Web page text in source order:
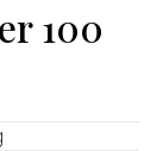
100